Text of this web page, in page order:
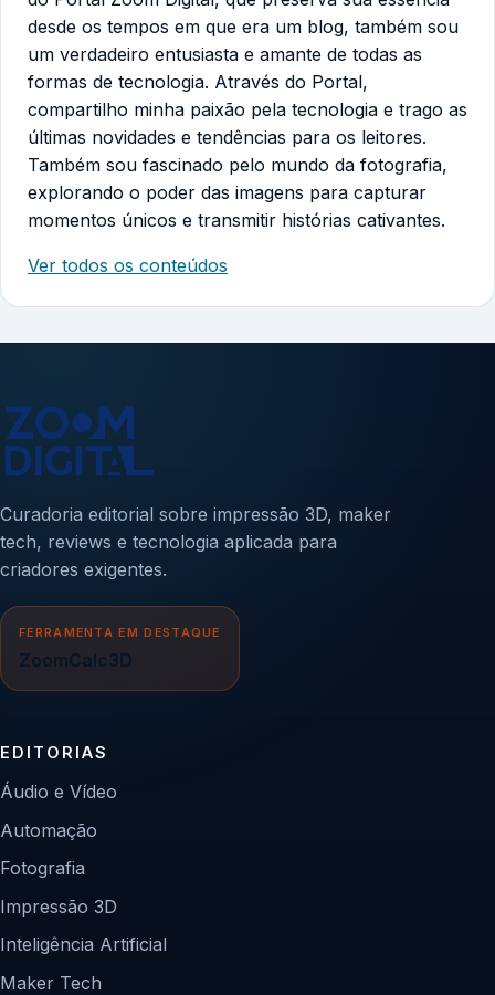
desde os tempos em que era um blog, também sou
um verdadeiro entusiasta e amante de todas as
formas de tecnologia. Através do Portal,
compartilho minha paixão pela tecnologia e trago as
últimas novidades e tendências para os leitores.
Também sou fascinado pelo mundo da fotografia,
explorando o poder das imagens para capturar
momentos únicos e transmitir histórias cativantes.
Ver todos os conteúdos
Curadoria editorial sobre impressão 3D, maker
tech, reviews e tecnologia aplicada para
criadores exigentes.
FERRAMENTA EM DESTAQUE
ZoomCalc3D
EDITORIAS
Áudio e Vídeo
Automação
Fotografia
Impressão 3D
Inteligência Artificial
Maker Tech